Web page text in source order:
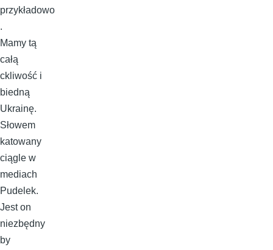
przykładowo
.
Mamy tą
całą
ckliwość i
biedną
Ukrainę.
Słowem
katowany
ciągle w
mediach
Pudelek.
Jest on
niezbędny
by